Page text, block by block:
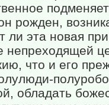
рожден,
ли эта новая
непреходящей
что и его
обладать